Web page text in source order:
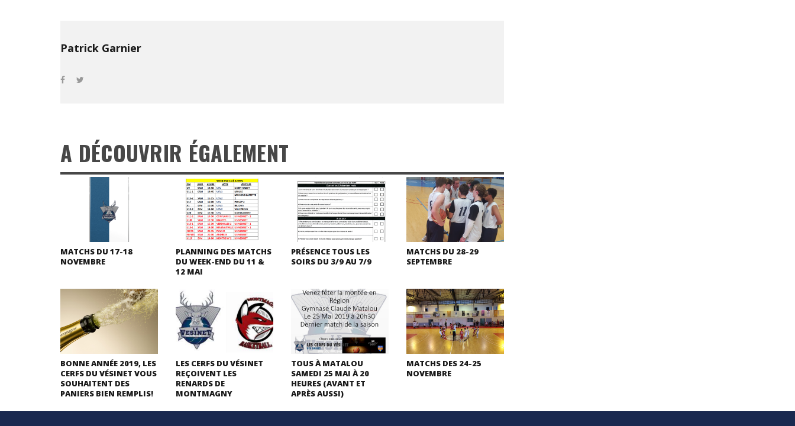
Patrick Garnier
A DÉCOUVRIR ÉGALEMENT
MATCHS DU 17-18
NOVEMBRE
PLANNING DES MATCHS
DU WEEK-END DU 11 &
12 MAI
PRÉSENCE TOUS LES
SOIRS DU 3/9 AU 7/9
MATCHS DU 28-29
SEPTEMBRE
BONNE ANNÉE 2019, LES
CERFS DU VÉSINET VOUS
SOUHAITENT DES
PANIERS BIEN REMPLIS!
LES CERFS DU VÉSINET
REÇOIVENT LES
RENARDS DE
MONTMAGNY
TOUS À MATALOU
SAMEDI 25 MAI À 20
HEURES (AVANT ET
APRÈS AUSSI)
MATCHS DES 24-25
NOVEMBRE